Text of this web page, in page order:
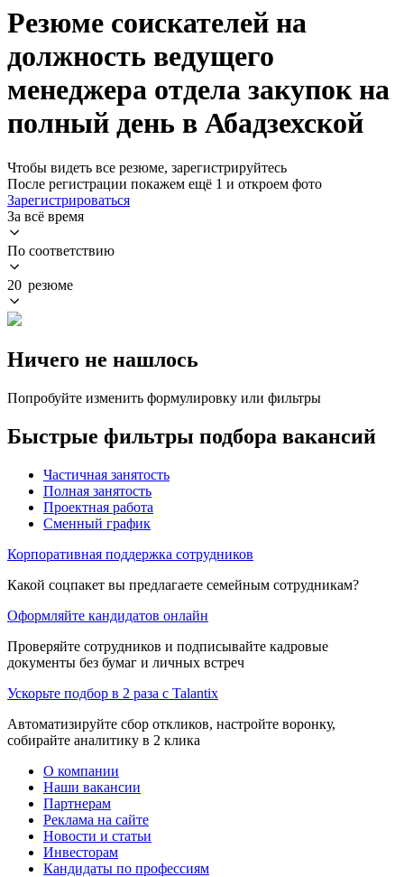
Резюме соискателей на
должность ведущего
менеджера отдела закупок на
полный день в Абадзехской
Чтобы видеть все резюме, зарегистрируйтесь
После регистрации покажем ещё 1 и откроем фото
Зарегистрироваться
За всё время
По соответствию
20 резюме
Ничего не нашлось
Попробуйте изменить формулировку или фильтры
Быстрые фильтры подбора вакансий
Частичная занятость
Полная занятость
Проектная работа
Сменный график
Корпоративная поддержка сотрудников
Какой соцпакет вы предлагаете семейным сотрудникам?
Оформляйте кандидатов онлайн
Проверяйте сотрудников и подписывайте кадровые
документы без бумаг и личных встреч
Ускорьте подбор в 2 раза с Talantix
Автоматизируйте сбор откликов, настройте воронку,
собирайте аналитику в 2 клика
О компании
Наши вакансии
Партнерам
Реклама на сайте
Новости и статьи
Инвесторам
Кандидаты по профессиям